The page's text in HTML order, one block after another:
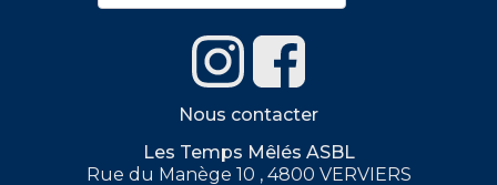
Nous contacter
Les Temps Mêlés ASBL
Rue du Manège 10 , 4800 VERVIERS